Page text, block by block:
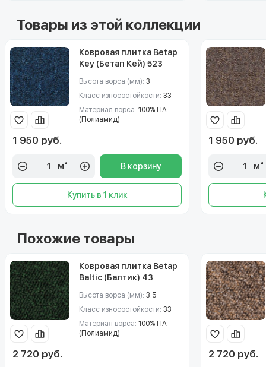
Товары из этой коллекции
Ковровая плитка Betap
Key (Бетап Кей) 523
Высота ворса (мм): 3
Класс износостойкости: 33
Материал ворса: 100% ПА
(Полиамид)
1 950 руб.
м² В корзину
Купить в 1 клик
1 950 руб.
м²
Похожие товары
Ковровая плитка Betap
Baltic (Балтик) 43
Высота ворса (мм): 3.5
Класс износостойкости: 33
Материал ворса: 100% ПА
(Полиамид)
2 720 руб. 2 720 руб.